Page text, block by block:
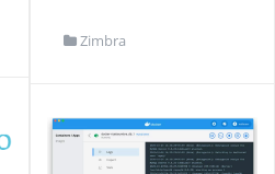
Zimbra